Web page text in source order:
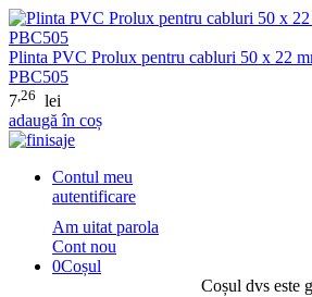
Plinta PVC Prolux pentru cabluri 50 x 22
PBC505
7,26 lei
adaugă în coș
Contul meu
autentificare
Am uitat parola
Cont nou
0Coșul
Coșul dvs este